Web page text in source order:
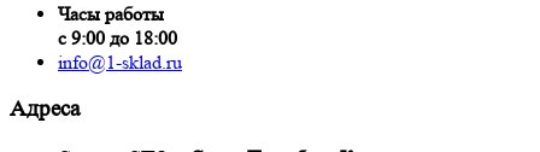
Часы работы
с 9:00 до 18:00
info@1-sklad.ru
Адреса